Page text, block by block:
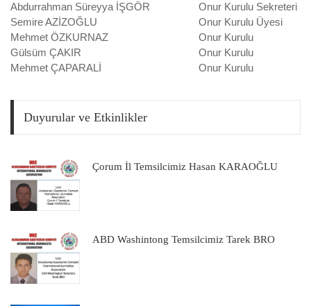
Abdurrahman Süreyya İŞGÖR
Onur Kurulu Sekreteri
Semire AZİZOĞLU
Onur Kurulu Üyesi
Mehmet ÖZKURNAZ
Onur Kurulu
Gülsüm ÇAKIR
Onur Kurulu
Mehmet ÇAPARALİ
Onur Kurulu
Duyurular ve Etkinlikler
Çorum İl Temsilcimiz Hasan KARAOĞLU
ABD Washintong Temsilcimiz Tarek BRO